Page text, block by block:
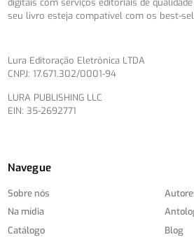
seu livro esteja compatível com os best-
Lura Editoração Eletrônica LTDA
CNPJ: 17.671.302/0001-94
LURA PUBLISHING LLC
EIN: 35-2692771
Navegue
Sobre nós
Na mídia
Catálogo
Blog